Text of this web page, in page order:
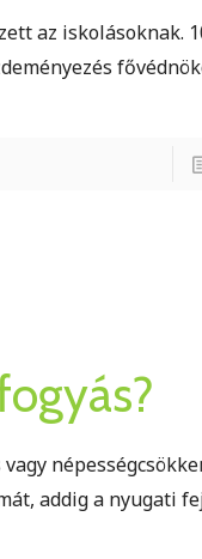
az iskolásoknak.
addig a nyugati